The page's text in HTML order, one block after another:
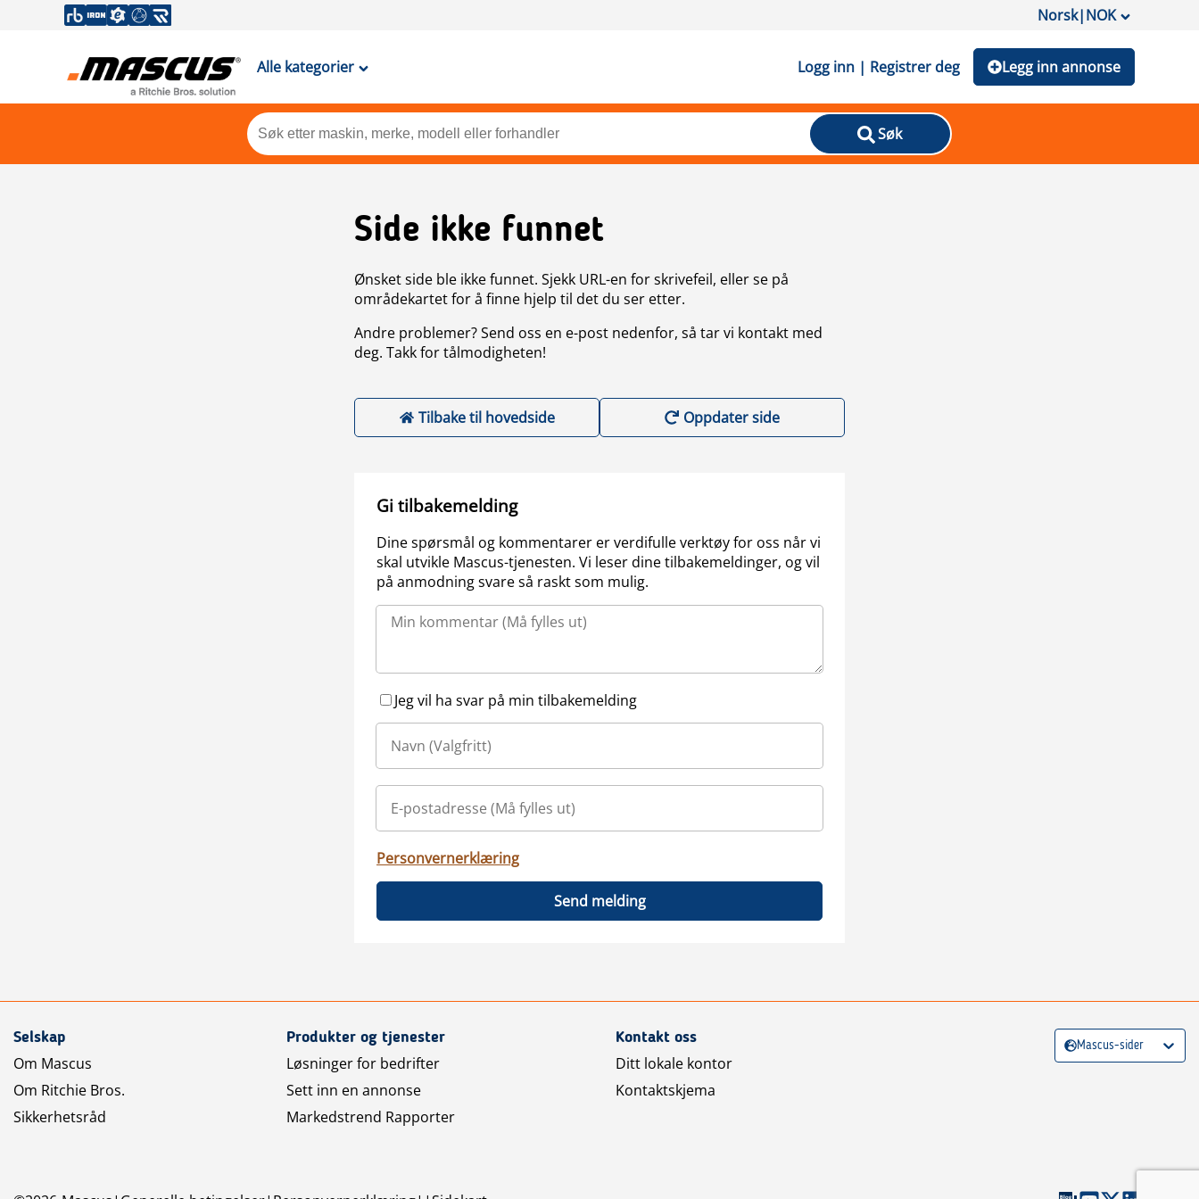
Norsk|NOK
Alle kategorier Logg inn | Registrer deg Legg inn annonse
Søk
Side ikke funnet
Ønsket side ble ikke funnet. Sjekk URL-en for skrivefeil, eller se på
områdekartet for å finne hjelp til det du ser etter.
Andre problemer? Send oss en e-post nedenfor, så tar vi kontakt med
deg. Takk for tålmodigheten!
Tilbake til hovedside Oppdater side
Gi tilbakemelding
Dine spørsmål og kommentarer er verdifulle verktøy for oss når vi
skal utvikle Mascus-tjenesten. Vi leser dine tilbakemeldinger, og vil
på anmodning svare så raskt som mulig.
Jeg vil ha svar på min tilbakemelding
Personvernerklæring
Send melding
Selskap
Om Mascus
Om Ritchie Bros.
Sikkerhetsråd
Produkter og tjenester
Løsninger for bedrifter
Sett inn en annonse
Markedstrend Rapporter
Kontakt oss
Ditt lokale kontor
Kontaktskjema
Mascus-sider